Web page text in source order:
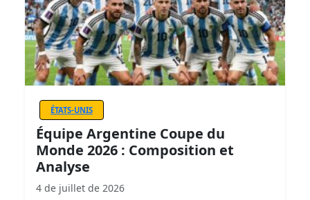
ÉTATS-UNIS
Équipe Argentine Coupe du
Monde 2026 : Composition et
Analyse
4 de juillet de 2026